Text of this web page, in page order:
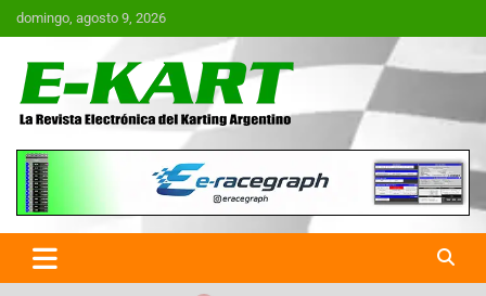
Saltar
al
domingo, agosto 9, 2026
E-Kart.com.ar | La Revista
Electrónica del Karting en
Argentina